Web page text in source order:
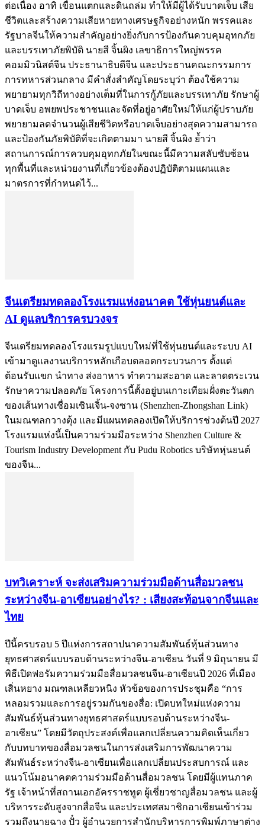
ต่อเนื่อง อาทิ เขื่อนแตกและดินถล่ม ทำให้มีผู้ได้รับบาดเจ็บ เสีย
ชีวิตและสร้างความเสียหายทางเศรษฐกิจอย่างหนัก พรรคและ
รัฐบาลจีนให้ความสำคัญอย่างยิ่งกับการป้องกันควบคุมอุทกภัย
และบรรเทาภัยพิบัติ นายสี จิ้นผิง เลขาธิการใหญ่พรรค
คอมมิวนิสต์จีน ประธานาธิบดีจีน และประธานคณะกรรมการ
การทหารส่วนกลาง มีคำสั่งสำคัญโดยระบุว่า ต้องใช้ความ
พยายามทุกวิถีทางอย่างเต็มที่ในการกู้ภัยและบรรเทาภัย รักษาผู้
บาดเจ็บ อพยพประชาชนและจัดที่อยู่อาศัยใหม่ให้แก่ผู้ปราบภัย
พยายามลดจำนวนผู้เสียชีวิตหรือบาดเจ็บอย่างสุดความสามารถ
และป้องกันภัยพิบัติที่จะเกิดตามมา นายสี จิ้นผิง ย้ำว่า
สถานการณ์การควบคุมอุทกภัยในขณะนี้มีความสลับซับซ้อน
ทุกพื้นที่และหน่วยงานที่เกี่ยวข้องต้องปฏิบัติตามแผนและ
มาตรการที่กำหนดไว้...
จีนเตรียมทดลองโรงแรมแห่งอนาคต ใช้หุ่นยนต์และ
AI ดูแลบริการครบวงจร
จีนเตรียมทดลองโรงแรมรูปแบบใหม่ที่ใช้หุ่นยนต์และระบบ AI
เข้ามาดูแลงานบริการหลักเกือบตลอดกระบวนการ ตั้งแต่
ต้อนรับแขก นำทาง ส่งอาหาร ทำความสะอาด และลาดตระเวน
รักษาความปลอดภัย โครงการนี้ตั้งอยู่บนเกาะเทียมฝั่งตะวันตก
ของเส้นทางเชื่อมเซินเจิ้น-จงซาน (Shenzhen-Zhongshan Link)
ในมณฑลกวางตุ้ง และมีแผนทดลองเปิดให้บริการช่วงต้นปี 2027
โรงแรมแห่งนี้เป็นความร่วมมือระหว่าง Shenzhen Culture &
Tourism Industry Development กับ Pudu Robotics บริษัทหุ่นยนต์
ของจีน...
บทวิเคราะห์ จะส่งเสริมความร่วมมือด้านสื่อมวลชน
ระหว่างจีน-อาเซียนอย่างไร? : เสียงสะท้อนจากจีนและ
ไทย
ปีนี้ครบรอบ 5 ปีแห่งการสถาปนาความสัมพันธ์หุ้นส่วนทาง
ยุทธศาสตร์แบบรอบด้านระหว่างจีน-อาเซียน วันที่ 9 มิถุนายน มี
พิธีเปิดฟอรัมความร่วมมือสื่อมวลชนจีน-อาเซียนปี 2026 ที่เมือง
เสิ่นหยาง มณฑลเหลียวหนิง หัวข้อของการประชุมคือ “การ
หลอมรวมและการอยู่รวมกันของสื่อ: เปิดบทใหม่แห่งความ
สัมพันธ์หุ้นส่วนทางยุทธศาสตร์แบบรอบด้านระหว่างจีน-
อาเซียน” โดยมีวัตถุประสงค์เพื่อแลกเปลี่ยนความคิดเห็นเกี่ยว
กับบทบาทของสื่อมวลชนในการส่งเสริมการพัฒนาความ
สัมพันธ์ระหว่างจีน-อาเซียนเพื่อแลกเปลี่ยนประสบการณ์ และ
แนวโน้มอนาคตความร่วมมือด้านสื่อมวลชน โดยมีผู้แทนภาค
รัฐ เจ้าหน้าที่สถานเอกอัครราชทูต ผู้เชี่ยวชาญสื่อมวลชน และผู้
บริหารระดับสูงจากสื่อจีน และประเทศสมาชิกอาเซียนเข้าร่วม
รวมถึงนายฉาง ปั๋ว ผู้อำนวยการสำนักบริหารการพิมพ์ภาษาต่าง